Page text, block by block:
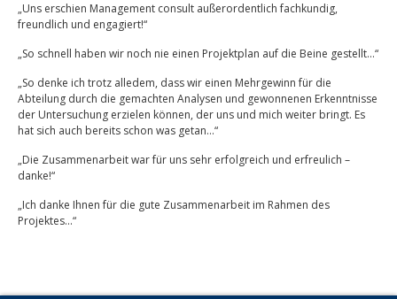
„Uns erschien Management consult außerordentlich fachkundig,
freundlich und engagiert!“
„So schnell haben wir noch nie einen Projektplan auf die Beine gestellt…“
„So denke ich trotz alledem, dass wir einen Mehrgewinn für die
Abteilung durch die gemachten Analysen und gewonnenen Erkenntnisse
der Untersuchung erzielen können, der uns und mich weiter bringt. Es
hat sich auch bereits schon was getan…“
„Die Zusammenarbeit war für uns sehr erfolgreich und erfreulich –
danke!“
„Ich danke Ihnen für die gute Zusammenarbeit im Rahmen des
Projektes…“